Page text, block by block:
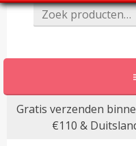
Online Dierenwinkel Amersfoort
Zoeken
naar:
Gratis verzenden
€110 &